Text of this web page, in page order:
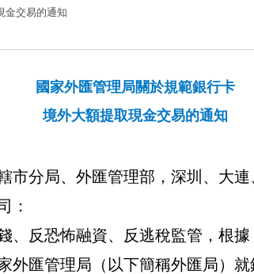
金交易的通知
國家外匯管理局關於規範銀行卡
境外大額提取現金交易的通知
市分局、外匯管理部，深圳、大
：
、反恐怖融資、反逃稅監管，根據
外匯管理局（以下簡稱外匯局）